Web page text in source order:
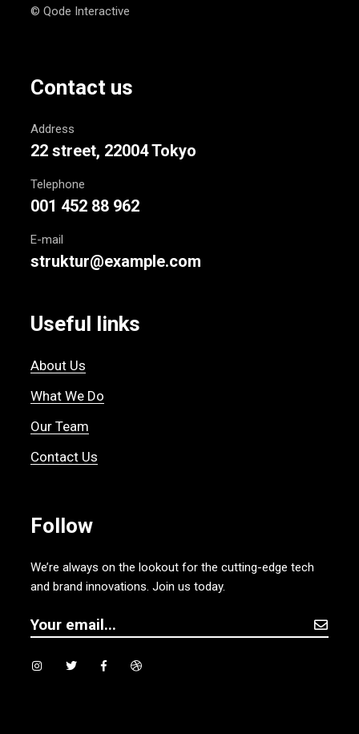
© Qode Interactive
Contact us
Address
22 street, 22004 Tokyo
Telephone
001 452 88 962
E-mail
struktur@example.com
Useful links
About Us
What We Do
Our Team
Contact Us
Follow
We’re always on the lookout for the cutting-edge tech
and brand innovations. Join us today.